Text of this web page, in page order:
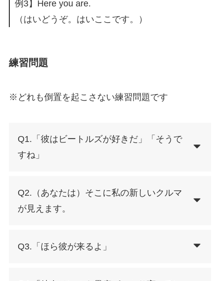
例3】Here you are.
（はいどうぞ。はいここです。）
練習問題
※どれも倒置を起こさない練習問題です
Q1.「彼はビートルズが好きだ」「そうで
すね」
Q2.（あなたは）そこに私の新しいクルマ
が見えます。
Q3.「ほら彼が来るよ」